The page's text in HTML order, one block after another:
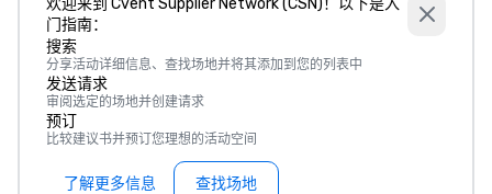
欢迎来到 Cvent Supplier Network (CSN)！以下是入
门指南：
搜索
分享活动详细信息、查找场地并将其添加到您的列表中
发送请求
审阅选定的场地并创建请求
预订
比较建议书并预订您理想的活动空间
了解更多信息 查找场地